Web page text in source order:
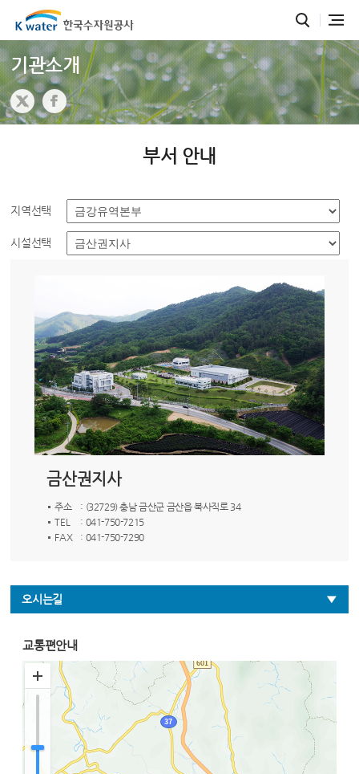
기관소개
부서 안내
지역선택
시설선택
금산권지사
주소
: (32729) 충남 금산군 금산읍 북사직로 34
TEL
: 041-750-7215
FAX
: 041-750-7290
오시는길
교통편안내